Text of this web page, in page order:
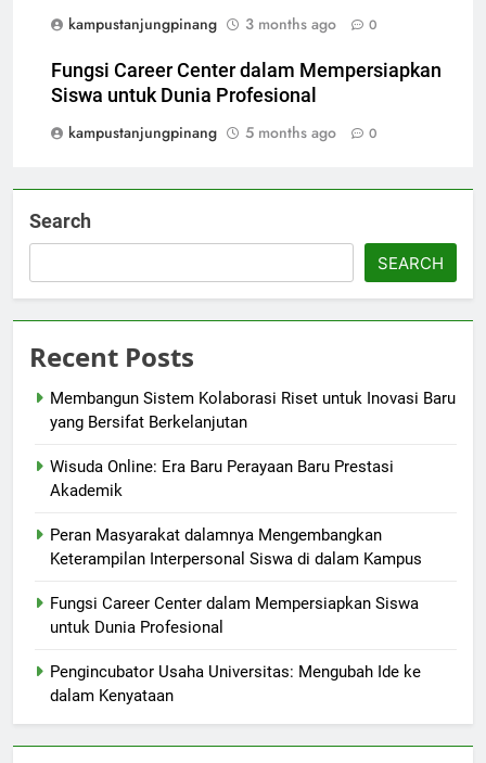
kampustanjungpinang
3 months ago 0
Fungsi Career Center dalam Mempersiapkan
Siswa untuk Dunia Profesional
kampustanjungpinang
5 months ago 0
Search
SEARCH
Recent Posts
Membangun Sistem Kolaborasi Riset untuk Inovasi Baru
yang Bersifat Berkelanjutan
Wisuda Online: Era Baru Perayaan Baru Prestasi
Akademik
Peran Masyarakat dalamnya Mengembangkan
Keterampilan Interpersonal Siswa di dalam Kampus
Fungsi Career Center dalam Mempersiapkan Siswa
untuk Dunia Profesional
Pengincubator Usaha Universitas: Mengubah Ide ke
dalam Kenyataan